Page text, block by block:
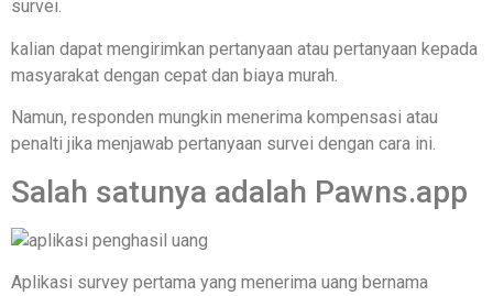
survei.
kalian dapat mengirimkan pertanyaan atau pertanyaan kepada
masyarakat dengan cepat dan biaya murah.
Namun, responden mungkin menerima kompensasi atau
penalti jika menjawab pertanyaan survei dengan cara ini.
Salah satunya adalah Pawns.app
Aplikasi survey pertama yang menerima uang bernama